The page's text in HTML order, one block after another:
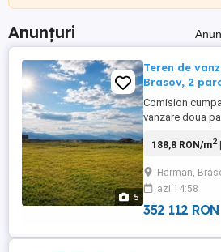
Anunțuri
5
Teren de
Brasov, 2
Comision
vanzare doua
suprafetele de
moderne, cat si
lung. Amplasate
plina de
188,8 RON/m2
Harman,
azi 14:58
352 112 RON